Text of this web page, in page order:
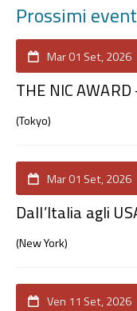
Prossimi
Mar 01 Set, 2026
THE NIC
(Tokyo)
Mar 01 Set, 2026
Dall’Italia agli
(New York)
Ven 11 Set, 2026